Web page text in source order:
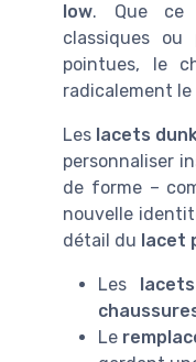
low. Que ce
classiques ou
pointues, le
radicalement le
Les lacets
personnaliser
de forme –
nouvelle
détail du lacet
Les
Le